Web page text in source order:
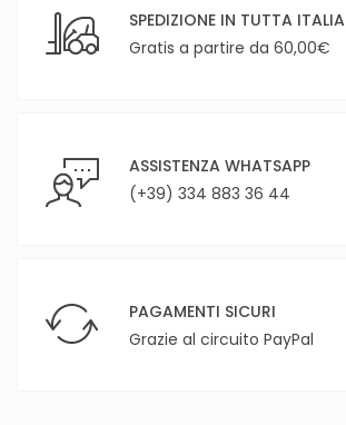
SPEDIZIONE IN TUTTA ITALIA
Gratis a partire da 60,00€
ASSISTENZA WHATSAPP
(+39) 334 883 36 44
PAGAMENTI SICURI
Grazie al circuito PayPal